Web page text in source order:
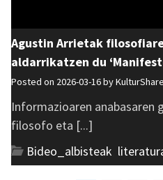
Agustin Arrietak
aldarrikatzen du
Posted on 2026-03-16 by
Informazioaren anabasaren
filosofo eta [...]
Bideo_albisteak